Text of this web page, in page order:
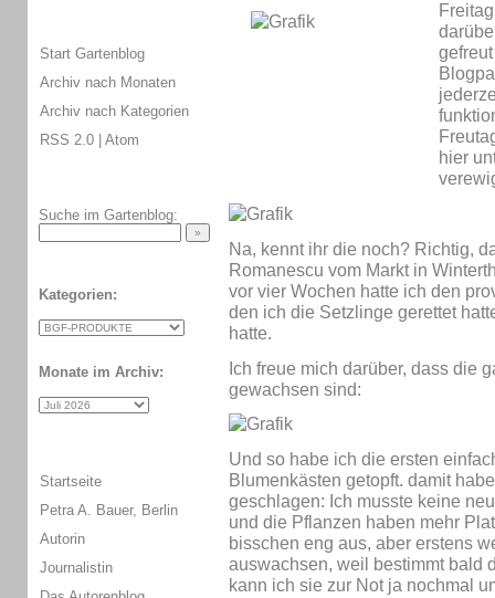
hier
Na, kennt ihr die noch? Richtig,
Romanescu vom Markt in
vor vier Wochen hatte ich den
den ich die Setzlinge gerettet
hatte.
Ich freue mich darüber, dass die
gewachsen sind:
Und so habe ich die ersten
Blumenkästen getopft. damit
geschlagen: Ich musste keine
und die Pflanzen haben mehr
bisschen eng aus, aber erstens
auswachsen, weil bestimmt bald
kann ich sie zur Not ja nochmal
Start Gartenblog
Archiv nach Monaten
Archiv nach Kategorien
RSS 2.0 | Atom
Suche im Gartenblog:
Kategorien:
Monate im Archiv:
Startseite
Petra A. Bauer, Berlin
Autorin
Journalistin